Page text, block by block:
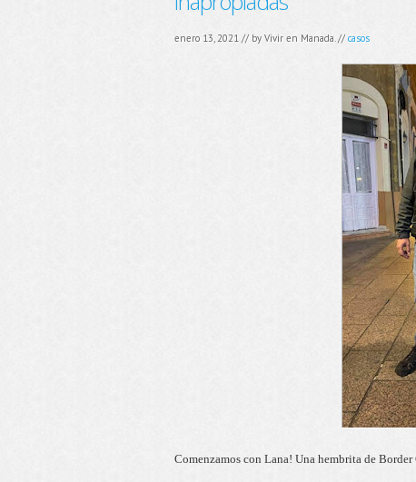
enero 13, 2021 // by Vivir en Manada.// casos
Comenzamos con Lana! Una hembrita de